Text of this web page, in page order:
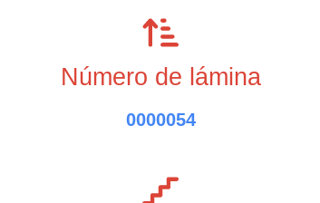
Número de lámina
0000054